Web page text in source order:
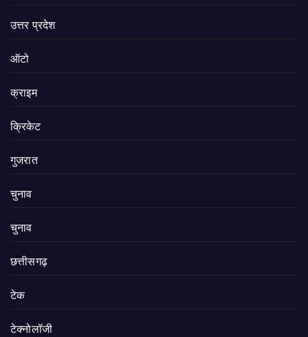
उत्तर प्रदेश
ऑटो
क्राइम
क्रिकेट
गुजरात
चुनाव
चुनाव
छत्तीसगढ़
टेक
टेक्नोलॉजी